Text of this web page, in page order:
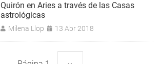
Quirón en Aries a través de las Casas
astrológicas
Milena Llop 13 Abr 2018